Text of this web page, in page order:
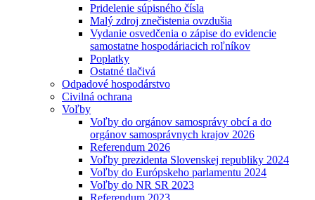
Pridelenie súpisného čísla
Malý zdroj znečistenia ovzdušia
Vydanie osvedčenia o zápise do evidencie
samostatne hospodáriacich roľníkov
Poplatky
Ostatné tlačivá
Odpadové hospodárstvo
Civilná ochrana
Voľby
Voľby do orgánov samosprávy obcí a do
orgánov samosprávnych krajov 2026
Referendum 2026
Voľby prezidenta Slovenskej republiky 2024
Voľby do Európskeho parlamentu 2024
Voľby do NR SR 2023
Referendum 2023